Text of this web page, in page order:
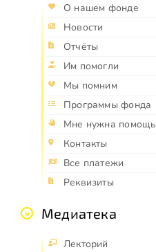
О нашем фонде
Новости
Отчёты
Им помогли
Мы помним
Программы фонда
Мне нужна помощь
Контакты
Все платежи
Реквизиты
Медиатека
Лекторий